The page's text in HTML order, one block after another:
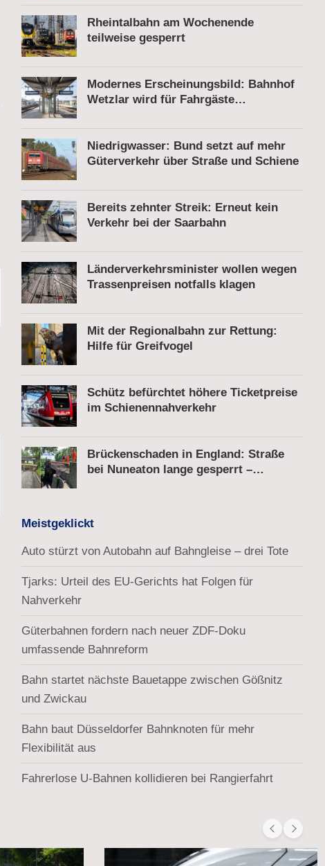
Rheintalbahn am Wochenende
teilweise gesperrt
Modernes Erscheinungsbild: Bahnhof
Wetzlar wird für Fahrgäste
Niedrigwasser: Bund setzt auf mehr
Güterverkehr über Straße und Schiene
Bereits zehnter Streik: Erneut kein
Verkehr bei der Saarbahn
Länderverkehrsminister wollen wegen
Trassenpreisen notfalls klagen
Mit der Regionalbahn zur Rettung:
Hilfe für Greifvogel
Schütz befürchtet höhere Ticketpreise
im Schienennahverkehr
Brückenschaden in England: Straße
bei Nuneaton lange gesperrt –
Meistgeklickt
Auto stürzt von Autobahn auf Bahngleise – drei Tote
Tjarks: Urteil des EU-Gerichts hat Folgen für
Nahverkehr
Güterbahnen fordern nach neuer ZDF-Doku
umfassende Bahnreform
Bahn startet nächste Bauetappe zwischen Gößnitz
und Zwickau
Bahn baut Düsseldorfer Bahnknoten für mehr
Flexibilität aus
Fahrerlose U-Bahnen kollidieren bei Rangierfahrt